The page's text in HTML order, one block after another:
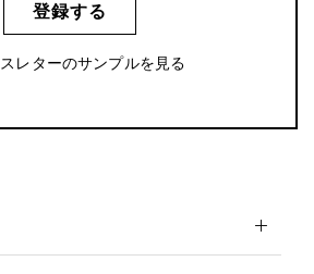
登録する
レターのサンプルを見る